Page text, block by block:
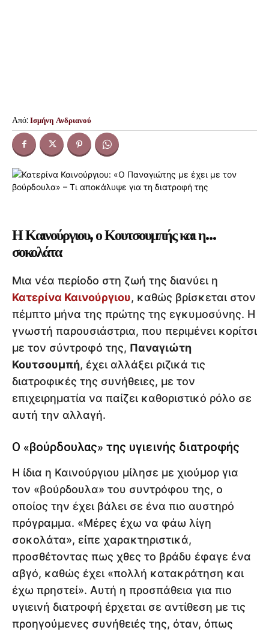
Από: Ισμήνη Ανδριανού
Η Καινούργιου, ο Κουτσουμπής και η…
σοκολάτα
Μια νέα περίοδο στη ζωή της διανύει η
Κατερίνα Καινούργιου, καθώς βρίσκεται στον
πέμπτο μήνα της πρώτης της εγκυμοσύνης. Η
γνωστή παρουσιάστρια, που περιμένει κορίτσι
με τον σύντροφό της, Παναγιώτη
Κουτσουμπή, έχει αλλάξει ριζικά τις
διατροφικές της συνήθειες, με τον
επιχειρηματία να παίζει καθοριστικό ρόλο σε
αυτή την αλλαγή.
Ο «βούρδουλας» της υγιεινής διατροφής
Η ίδια η Καινούργιου μίλησε με χιούμορ για
τον «βούρδουλα» του συντρόφου της, ο
οποίος την έχει βάλει σε ένα πιο αυστηρό
πρόγραμμα. «Μέρες έχω να φάω λίγη
σοκολάτα», είπε χαρακτηριστικά,
προσθέτοντας πως χθες το βράδυ έφαγε ένα
αβγό, καθώς έχει «πολλή κατακράτηση και
έχω πρηστεί». Αυτή η προσπάθεια για πιο
υγιεινή διατροφή έρχεται σε αντίθεση με τις
προηγούμενες συνήθειές της, όταν, όπως